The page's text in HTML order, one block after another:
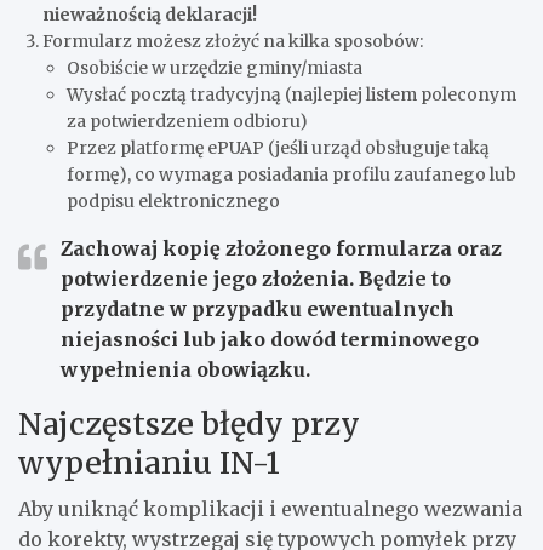
nieważnością deklaracji!
Formularz możesz złożyć na kilka sposobów:
Osobiście w urzędzie gminy/miasta
Wysłać pocztą tradycyjną (najlepiej listem poleconym
za potwierdzeniem odbioru)
Przez platformę ePUAP (jeśli urząd obsługuje taką
formę), co wymaga posiadania profilu zaufanego lub
podpisu elektronicznego
Zachowaj kopię złożonego formularza oraz
potwierdzenie jego złożenia. Będzie to
przydatne w przypadku ewentualnych
niejasności lub jako dowód terminowego
wypełnienia obowiązku.
Najczęstsze błędy przy
wypełnianiu IN-1
Aby uniknąć komplikacji i ewentualnego wezwania
do korekty, wystrzegaj się typowych pomyłek przy